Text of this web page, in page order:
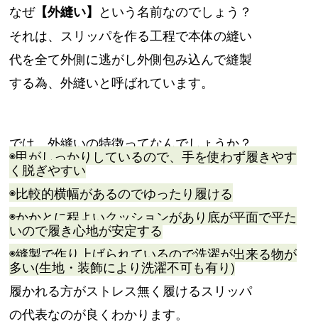
なぜ【外縫い】 という名前なのでしょう？
それは、スリッパを作る工程で本体の縫い
代を全て外側に逃がし外側包み込んで縫製
する為、外縫いと呼ばれています。
では、外縫いの特徴ってなんでしょうか？
◉甲がしっかりしているので、手を使わず履きやす
く脱ぎやすい
◉比較的横幅があるのでゆったり履ける
◉かかとに程よいクッションがあり底が平面で平た
いので履き心地が安定する
◉縫製で作り上げられているので洗濯が出来る物が
多い(生地・装飾により洗濯不可も有り)
履かれる方がストレス無く履けるスリッパ
の代表なのが良くわかります。